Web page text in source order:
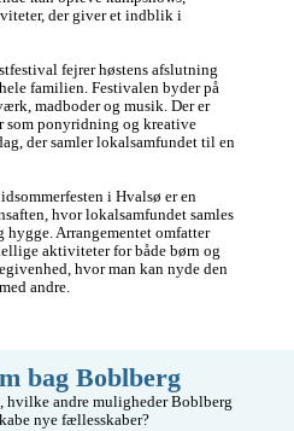
der giver et indblik i
fejrer høstens afslutning
familien. Festivalen byder på
madboder og musik. Der er
som ponyridning og kreative
der samler lokalsamfundet til en
i Hvalsø er en
hvor lokalsamfundet samles
Arrangementet omfatter
aktiviteter for både børn og
hvor man kan nyde den
andre.
bag Boblberg
hvilke andre muligheder Boblberg
nye fællesskaber?